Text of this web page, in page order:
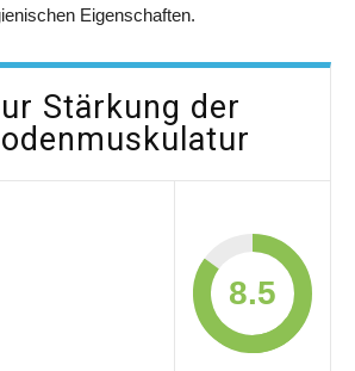
Eigenschaften.
Stärkung der
8.5